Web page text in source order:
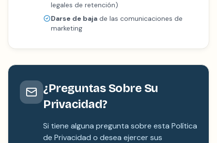
legales de retención)
Darse de baja de las comunicaciones de
marketing
¿Preguntas Sobre Su
Privacidad?
Si tiene alguna pregunta sobre esta Política
de Privacidad o desea ejercer sus